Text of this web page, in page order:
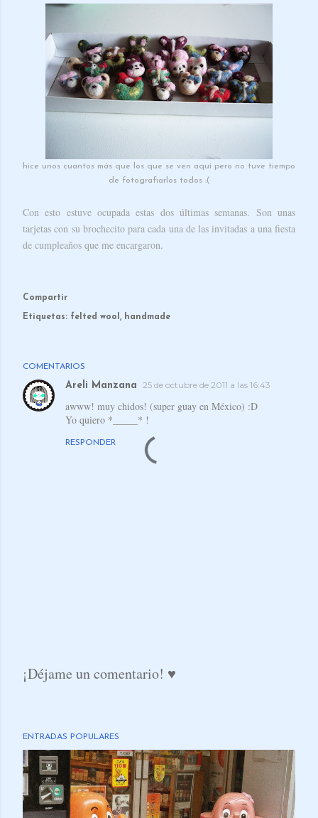
hice unos cuantos más que los que se ven aquí pero no tuve tiempo
de fotografiarlos todos :(
Con esto estuve ocupada estas dos últimas semanas. Son unas
tarjetas con su brochecito para cada una de las invitadas a una fiesta
de cumpleaños que me encargaron.
Compartir
Etiquetas: felted wool handmade
COMENTARIOS
Areli Manzana 25 de octubre de 2011 a las 16:43
awww! muy chidos! (super guay en México) :D
Yo quiero *_____* !
RESPONDER
b
l
i
c
a
¡Déjame un comentario! ♥
ENTRADAS POPULARES